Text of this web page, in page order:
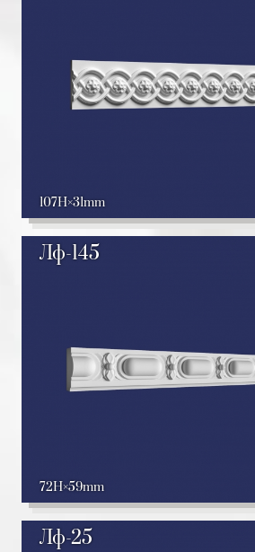
107H 31mm
Лф-145
72H 59mm
Лф-25